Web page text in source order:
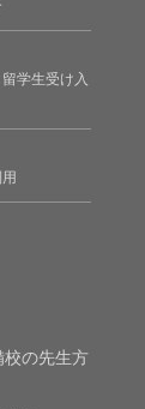
学生受け入
校の先生方